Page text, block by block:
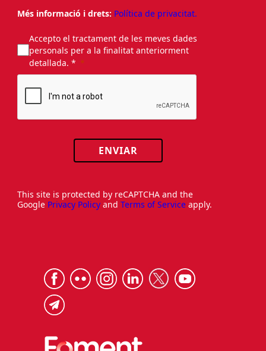
Més informació i drets: Política de privacitat.
Accepto el tractament de les meves dades
personals per a la finalitat anteriorment
detallada. *
ENVIAR
This site is protected by reCAPTCHA and the
Google Privacy Policy and Terms of Service apply.